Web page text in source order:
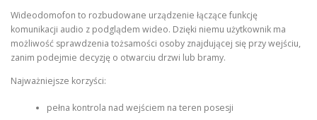
Wideodomofon to rozbudowane urządzenie łączące funkcję
komunikacji audio z podglądem wideo. Dzięki niemu użytkownik ma
możliwość sprawdzenia tożsamości osoby znajdującej się przy wejściu,
zanim podejmie decyzję o otwarciu drzwi lub bramy.
Najważniejsze korzyści:
pełna kontrola nad wejściem na teren posesji